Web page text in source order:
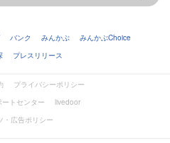
バンク みんかぶ
みんかぶChoice
プレスリリース
プライバシーポリシー
トセンター
livedoor
・広告ポリシー